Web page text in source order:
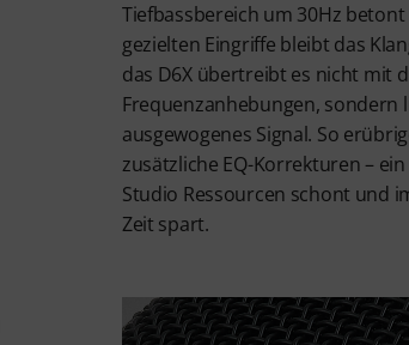
Tiefbassbereich um 30Hz
gezielten Eingriffe bleibt das
das D6X übertreibt es nicht mit
Frequenzanhebungen, sondern
ausgewogenes Signal. So
zusätzliche EQ-Korrekturen –
Studio Ressourcen schont und
Zeit spart.